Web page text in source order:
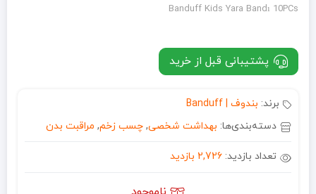
Banduff Kids Yara Bandı 10PCs
پشتیبانی قبل از خرید
برند: بندوف | Banduff
دسته‌بندی‌ها: بهداشت شخصی, چسب زخم, مراقبت بدن
تعداد بازدید: 2,726 بازدید